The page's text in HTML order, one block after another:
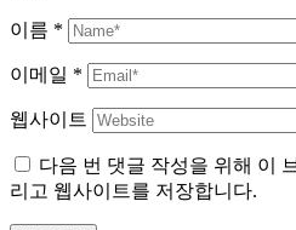
이름 *
이메일 *
웹사이트
다음 번 댓글 작성을 위해 이
리고 웹사이트를 저장합니다.